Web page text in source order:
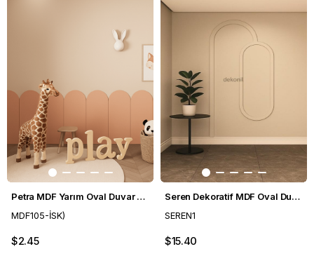
Petra MDF Yarım Oval Duvar Paneli 36*88 cm
MDF105-İSK)
$2.45
Seren Dekoratif MDF Oval Duvar Paneli Seti 127*248 cm
SEREN1
$15.40